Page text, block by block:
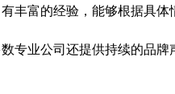
丰富的经验，能够根据具
数专业公司还提供持续的品